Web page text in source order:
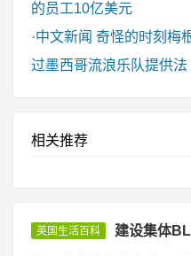
的员工10亿美元
·中文新闻 奇怪的时刻梅
过墨西哥流浪乐队提供法
相关推荐
英国生活百科 建设集体